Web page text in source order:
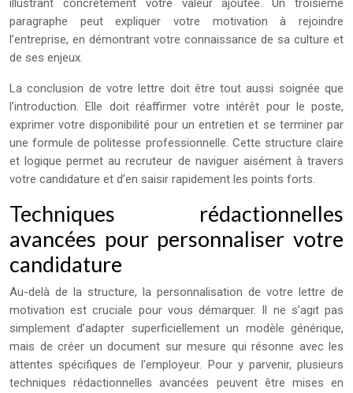
illustrant concrètement votre valeur ajoutée. Un troisième
paragraphe peut expliquer votre motivation à rejoindre
l’entreprise, en démontrant votre connaissance de sa culture et
de ses enjeux.
La conclusion de votre lettre doit être tout aussi soignée que
l’introduction. Elle doit réaffirmer votre intérêt pour le poste,
exprimer votre disponibilité pour un entretien et se terminer par
une formule de politesse professionnelle. Cette structure claire
et logique permet au recruteur de naviguer aisément à travers
votre candidature et d’en saisir rapidement les points forts.
Techniques rédactionnelles
avancées pour personnaliser votre
candidature
Au-delà de la structure, la personnalisation de votre lettre de
motivation est cruciale pour vous démarquer. Il ne s’agit pas
simplement d’adapter superficiellement un modèle générique,
mais de créer un document sur mesure qui résonne avec les
attentes spécifiques de l’employeur. Pour y parvenir, plusieurs
techniques rédactionnelles avancées peuvent être mises en